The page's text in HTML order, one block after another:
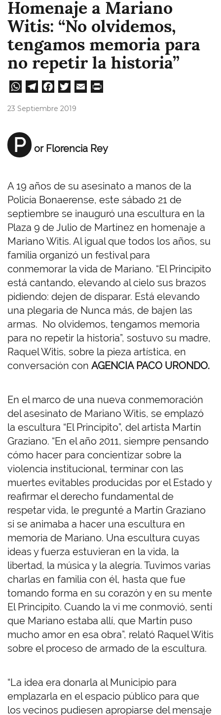
Homenaje a Mariano
Witis: “No olvidemos,
tengamos memoria para
no repetir la historia”
W
A
pp
Te
m
Fa
23 Septiembre 2019
P or Florencia Rey
A 19 años de su asesinato a manos de la
Policía Bonaerense, este sábado 21 de
septiembre se inauguró una escultura en la
Plaza 9 de Julio de Martínez en homenaje a
Mariano Witis. Al igual que todos los años, su
familia organizó un festival para
conmemorar la vida de Mariano. “El Principito
está cantando, elevando al cielo sus brazos
pidiendo: dejen de disparar. Está elevando
una plegaria de Nunca más, de bajen las
armas. No olvidemos, tengamos memoria
para no repetir la historia”, sostuvo su madre,
Raquel Witis, sobre la pieza artística, en
conversación con AGENCIA PACO URONDO.
En el marco de una nueva conmemoración
del asesinato de Mariano Witis, se emplazó
la escultura “El Principito”, del artista Martín
Graziano. “En el año 2011, siempre pensando
cómo hacer para concientizar sobre la
violencia institucional, terminar con las
muertes evitables producidas por el Estado y
reafirmar el derecho fundamental de
respetar vida, le pregunté a Martín Graziano
si se animaba a hacer una escultura en
memoria de Mariano. Una escultura cuyas
ideas y fuerza estuvieran en la vida, la
libertad, la música y la alegría. Tuvimos varias
charlas en familia con él, hasta que fue
tomando forma en su corazón y en su mente
El Principito. Cuando la vi me conmovió, sentí
que Mariano estaba allí, que Martín puso
mucho amor en esa obra”, relató Raquel Witis
sobre el proceso de armado de la escultura.
“La idea era donarla al Municipio para
emplazarla en el espacio público para que
los vecinos pudiesen apropiarse del mensaje